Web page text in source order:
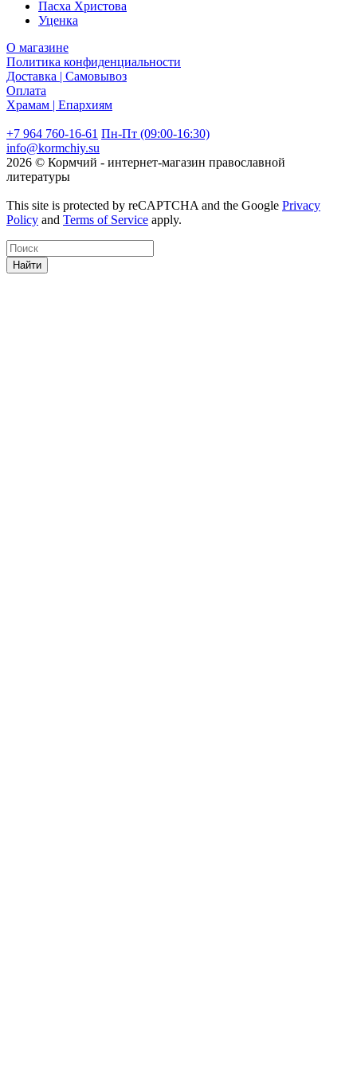
Пасха Христова
Уценка
О магазине
Политика конфиденциальности
Доставка | Самовывоз
Оплата
Храмам | Епархиям
+7 964 760-16-61 Пн-Пт (09:00-16:30)
info@kormchiy.su
2026 © Кормчий - интернет-магазин православной
литературы
This site is protected by reCAPTCHA and the Google Privacy
Policy and Terms of Service apply.
Найти